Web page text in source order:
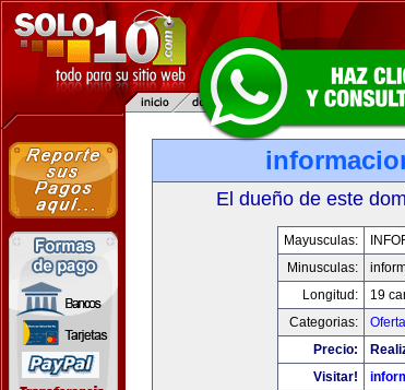
El dueño de este
Mayusculas:
Minusculas:
Longitud:
19
Categorias:
Precio:
Visitar!